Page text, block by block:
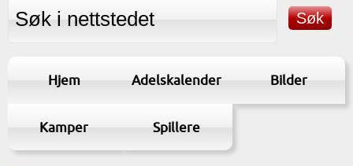
Hjem Adelskalender Bilder
Kamper Spillere